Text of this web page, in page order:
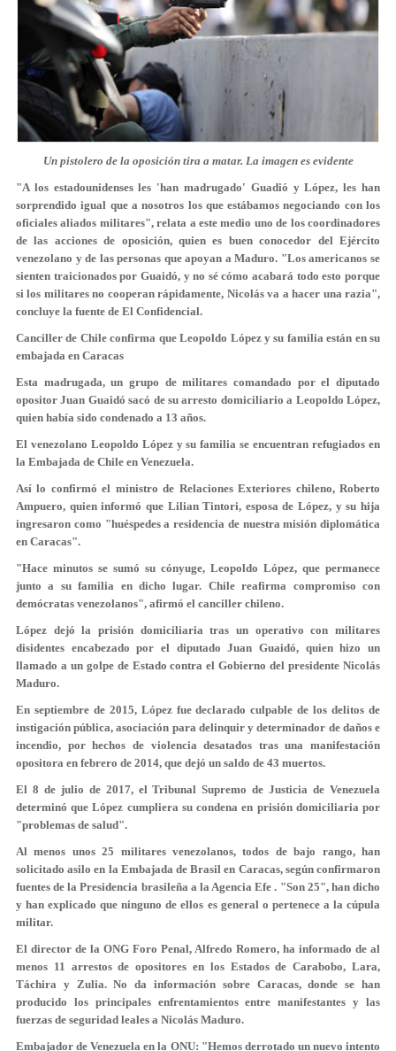
Un pistolero de la oposición tira a matar. La imagen es evidente
"A los estadounidenses les 'han madrugado' Guadió y López, les han
sorprendido igual que a nosotros los que estábamos negociando con los
oficiales aliados militares", relata a este medio uno de los coordinadores
de las acciones de oposición, quien es buen conocedor del Ejército
venezolano y de las personas que apoyan a Maduro. "Los americanos se
sienten traicionados por Guaidó,y no sé cómo acabará todo esto porque
si los militares no cooperan rápidamente, Nicolás va a hacer una razia",
concluye la fuente de El Confidencial.
Canciller de Chile confirma que Leopoldo López y su familia están en su
embajada en Caracas
Esta madrugada, un grupo de militares comandado por el diputado
opositor Juan Guaidó sacó de su arresto domiciliario a Leopoldo López,
quien había sido condenado a 13 años.
El venezolano Leopoldo López y su familia se encuentran refugiados en
la Embajada de Chile en Venezuela.
Así lo confirmó el ministro de Relaciones Exteriores chileno, Roberto
Ampuero, quien informó que Lilian Tintori, esposa de López, y su hija
ingresaron como "huéspedes a residencia de nuestra misión diplomática
en Caracas".
"Hace minutos se sumó su cónyuge, Leopoldo López, que permanece
junto a su familia en dicho lugar. Chile reafirma compromiso con
demócratas venezolanos", afirmó el canciller chileno.
López dejó la prisión domiciliaria tras un operativo con militares
disidentes encabezado por el diputado Juan Guaidó, quien hizo un
llamado a un golpe de Estado contra el Gobierno del presidente Nicolás
Maduro.
En septiembre de 2015, López fue declarado culpable de los delitos de
instigación pública, asociación para delinquir y determinador de daños e
incendio, por hechos de violencia desatados tras una manifestación
opositora en febrero de 2014, que dejó un saldo de 43 muertos.
El 8 de julio de 2017, el Tribunal Supremo de Justicia de Venezuela
determinó que López cumpliera su condena en prisión domiciliaria por
"problemas de salud".
Al menos unos 25 militares venezolanos, todos de bajo rango, han
solicitado asilo en la Embajada de Brasil en Caracas, según confirmaron
fuentes de la Presidencia brasileña a la Agencia Efe . "Son 25", han dicho
y han explicado que ninguno de ellos es general o pertenece a la cúpula
militar.
El director de la ONG Foro Penal, Alfredo Romero, ha informado de al
menos 11 arrestos de opositores en los Estados de Carabobo, Lara,
Táchira y Zulia. No da información sobre Caracas, donde se han
producido los principales enfrentamientos entre manifestantes y las
fuerzas de seguridad leales a Nicolás Maduro.
Embajador de Venezuela en la ONU: "Hemos derrotado un nuevo intento